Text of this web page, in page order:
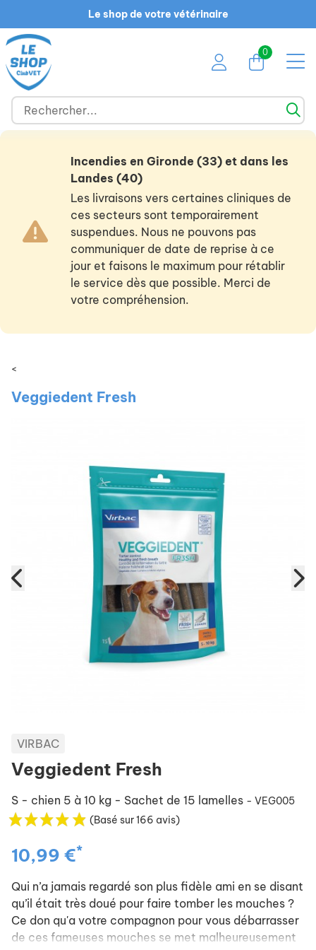
Le shop de votre vétérinaire
0
Incendies en Gironde (33) et dans les
Landes (40)
Les livraisons vers certaines cliniques de
ces secteurs sont temporairement
suspendues. Nous ne pouvons pas
communiquer de date de reprise à ce
jour et faisons le maximum pour rétablir
le service dès que possible. Merci de
votre compréhension.
<
Veggiedent Fresh
VIRBAC
Veggiedent Fresh
S - chien 5 à 10 kg - Sachet de 15 lamelles - VEG005
(Basé sur 166 avis)
10,99 €*
Qui n’a jamais regardé son plus fidèle ami en se disant
qu’il était très doué pour faire tomber les mouches ?
Ce don qu'a votre compagnon pour vous débarrasser
de ces fameuses mouches se met malheureusement